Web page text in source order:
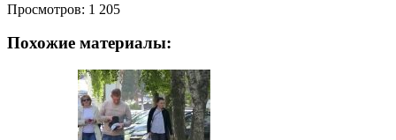
Просмотров: 1 205
Похожие материалы: